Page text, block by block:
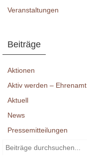
Veranstaltungen
Beiträge
Aktionen
Aktiv werden – Ehrenamt
Aktuell
News
Pressemitteilungen
Suchen